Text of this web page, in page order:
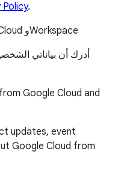
Policy.
أريد تلقّي نشرات إخبارية من Google Cloud وWorkspace
أدرك أن بياناتي
Google Cloud and
updates, event
Google Cloud from